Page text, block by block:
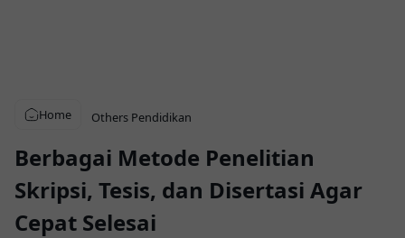
Home Others Pendidikan
Berbagai Metode Penelitian
Skripsi, Tesis, dan Disertasi Agar
Cepat Selesai